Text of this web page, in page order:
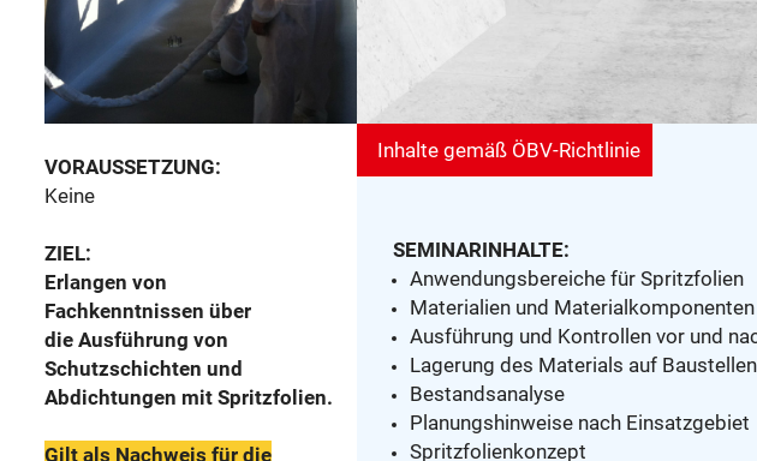
VORAUSSETZUNG:
Keine
ZIEL:
Erlangen von
Fachkenntnissen über
die Ausführung von
Schutzschichten und
Abdichtungen mit Spritzfolien.
Gilt als Nachweis für die
Inhalte gemäß ÖBV-Richtlinie
SEMINARINHALTE:
Anwendungsbereiche für Spritzfolien
Materialien und Materialkomponenten
Ausführung und Kontrollen vor und
Lagerung des Materials auf Baustellen
Bestandsanalyse
Planungshinweise nach Einsatzgebiet
Spritzfolienkonzept